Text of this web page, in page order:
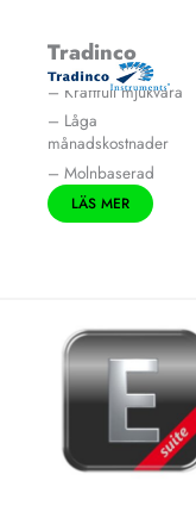
Tradinco
Autocal+
– Kraftfull mjukvara
– Låga
månadskostnader
– Molnbaserad
LÄS MER